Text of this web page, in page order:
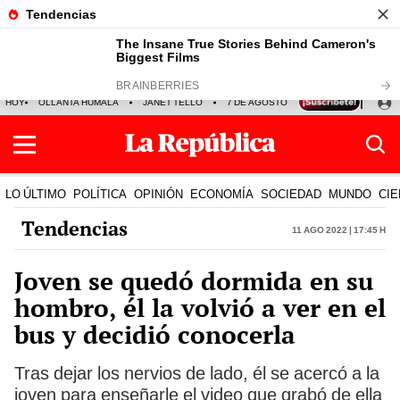
HOY OLLANTA HUMALA JANET TELLO 7 DE AGOSTO TINKA RESULTADOS
LO ÚLTIMO POLÍTICA OPINIÓN ECONOMÍA SOCIEDAD MUNDO
Tendencias 11 Ago 2022 | 17:45 h
Joven se quedó dormida en su
hombro, él la volvió a ver en el
bus y decidió conocerla
Tras dejar los nervios de lado, él se acercó a la
joven para enseñarle el video que grabó de ella